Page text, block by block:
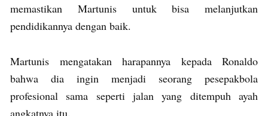
memastikan Martunis untuk bisa melanjutkan
pendidikannya dengan baik.
Martunis mengatakan harapannya kepada Ronaldo
bahwa dia ingin menjadi seorang pesepakbola
profesional sama seperti jalan yang ditempuh ayah
angkatnya itu.